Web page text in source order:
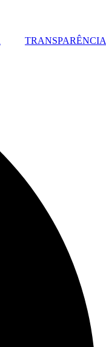
TRANSPARÊNCIA